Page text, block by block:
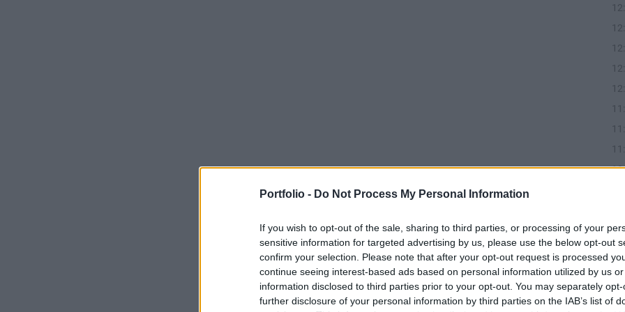
Portfolio - Do Not Process My Personal Information
If you wish to opt-out of the sale, sharing to third parties, or processing of your
sensitive information for targeted advertising by us, please use the below opt-out
confirm your selection. Please note that after your opt-out request is processed
continue seeing interest-based ads based on personal information utilized by us
information disclosed to third parties prior to your opt-out. You may separately
further disclosure of your personal information by third parties on the IAB’s list of